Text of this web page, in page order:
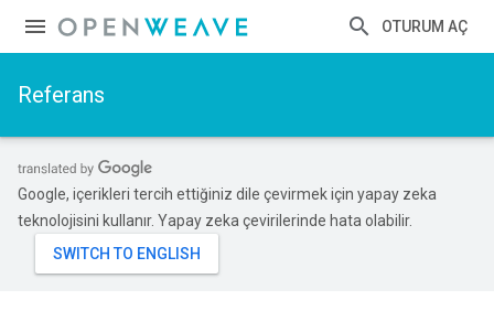
OTURUM AÇ
Referans
Google, içerikleri tercih ettiğiniz dile çevirmek için yapay zeka
teknolojisini kullanır. Yapay zeka çevirilerinde hata olabilir.